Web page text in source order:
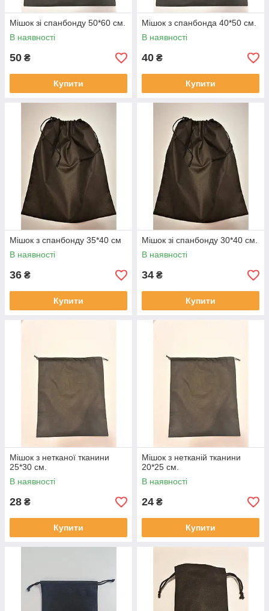
Мішок зі спанбонду 50*60 см.
В наявності
50 ₴
Купити
Мішок з спанбонда 40*50 см.
В наявності
40 ₴
Купити
Мішок з спанбонду 35*40 см
В наявності
36 ₴
Купити
Мішок зі спанбонду 30*40 см.
В наявності
34 ₴
Купити
Мішок з нетканої тканини
25*30 см.
В наявності
28 ₴
Купити
Мішок з нетканій тканини
20*25 см.
В наявності
24 ₴
Купити